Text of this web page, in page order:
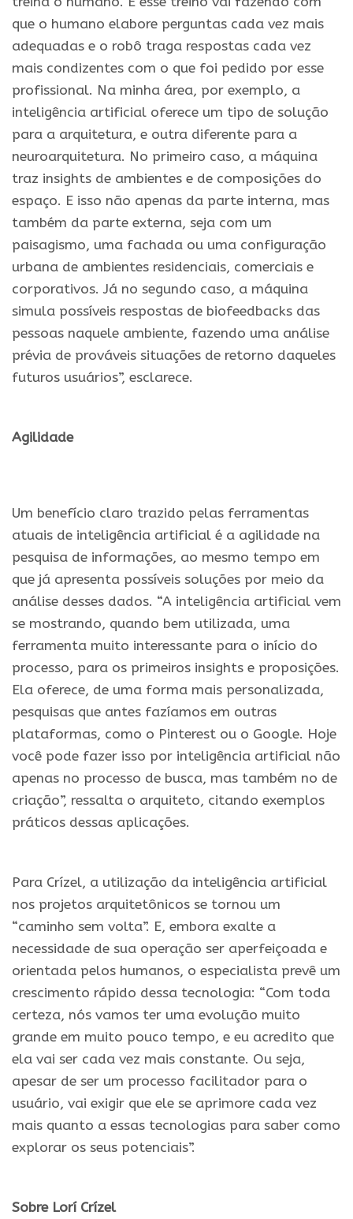
que o humano elabore perguntas cada vez mais
adequadas e o robô traga respostas cada vez
mais condizentes com o que foi pedido por esse
profissional. Na minha área, por exemplo, a
inteligência artificial oferece um tipo de solução
para a arquitetura, e outra diferente para a
neuroarquitetura. No primeiro caso, a máquina
traz insights de ambientes e de composições do
espaço. E isso não apenas da parte interna, mas
também da parte externa, seja com um
paisagismo, uma fachada ou uma configuração
urbana de ambientes residenciais, comerciais e
corporativos. Já no segundo caso, a máquina
simula possíveis respostas de biofeedbacks das
pessoas naquele ambiente, fazendo uma análise
prévia de prováveis situações de retorno daqueles
futuros usuários”, esclarece.
Agilidade
Um benefício claro trazido pelas ferramentas
atuais de inteligência artificial é a agilidade na
pesquisa de informações, ao mesmo tempo em
que já apresenta possíveis soluções por meio da
análise desses dados. “A inteligência artificial vem
se mostrando, quando bem utilizada, uma
ferramenta muito interessante para o início do
processo, para os primeiros insights e proposições.
Ela oferece, de uma forma mais personalizada,
pesquisas que antes fazíamos em outras
plataformas, como o Pinterest ou o Google. Hoje
você pode fazer isso por inteligência artificial não
apenas no processo de busca, mas também no de
criação”, ressalta o arquiteto, citando exemplos
práticos dessas aplicações.
Para Crízel, a utilização da inteligência artificial
nos projetos arquitetônicos se tornou um
“caminho sem volta”. E, embora exalte a
necessidade de sua operação ser aperfeiçoada e
orientada pelos humanos, o especialista prevê um
crescimento rápido dessa tecnologia: “Com toda
certeza, nós vamos ter uma evolução muito
grande em muito pouco tempo, e eu acredito que
ela vai ser cada vez mais constante. Ou seja,
apesar de ser um processo facilitador para o
usuário, vai exigir que ele se aprimore cada vez
mais quanto a essas tecnologias para saber como
explorar os seus potenciais”.
Sobre Lorí Crízel